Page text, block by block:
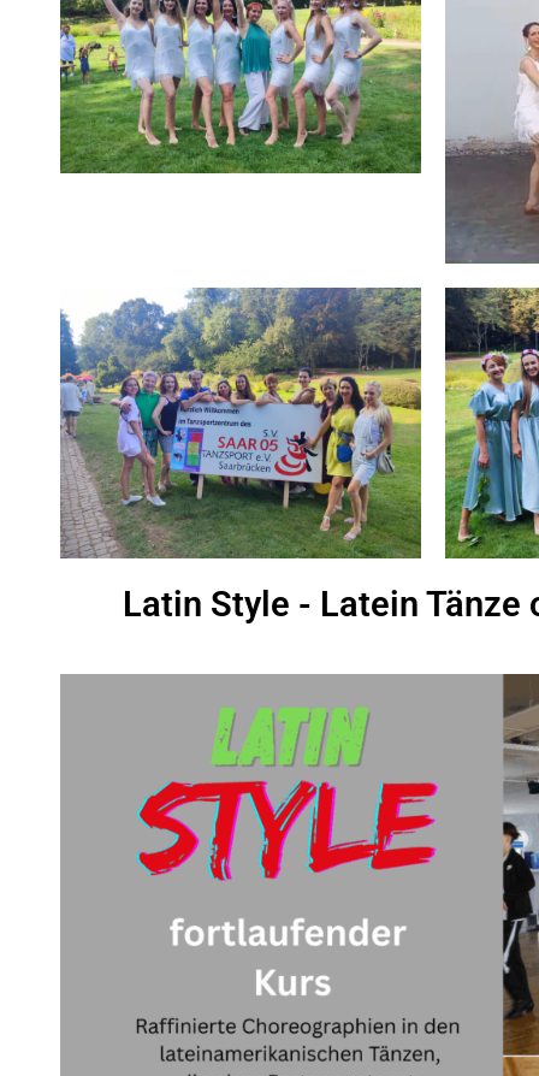
Latin Style - Latein Tänze